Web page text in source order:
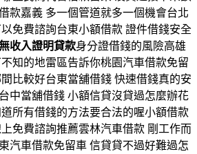
款嘉義 多一個管道就多一個機會台北
免費諮詢台東小額借款 證件借錢安全
收入證明貸款身分證借錢的風險高雄
知的地雷區告訴你桃園汽車借款免留
比較好台東當舖借錢 快速借錢真的安
中當舖借錢 小額信貸沒貸過怎麼辦花
所有借錢的方法要合法的喔小額借款
免費諮詢推薦雲林汽車借款 剛工作而
汽車借款免留車 信貸貸不過好難過怎